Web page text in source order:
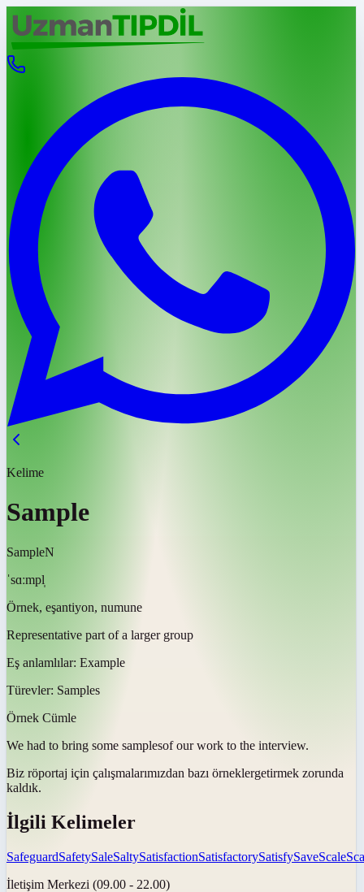
Kelime
Sample
SampleN
ˈsɑːmpl̩
Örnek, eşantiyon, numune
Representative part of a larger group
Eş anlamlılar: Example
Türevler: Samples
Örnek Cümle
We had to bring some samplesof our work to the interview.
Biz röportaj için çalışmalarımızdan bazı örneklergetirmek zorunda
kaldık.
İlgili Kelimeler
SafeguardSafetySaleSaltySatisfactionSatisfactorySatisfySaveScale
İletişim Merkezi (09.00 - 22.00)